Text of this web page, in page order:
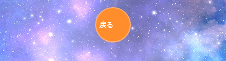
戻る